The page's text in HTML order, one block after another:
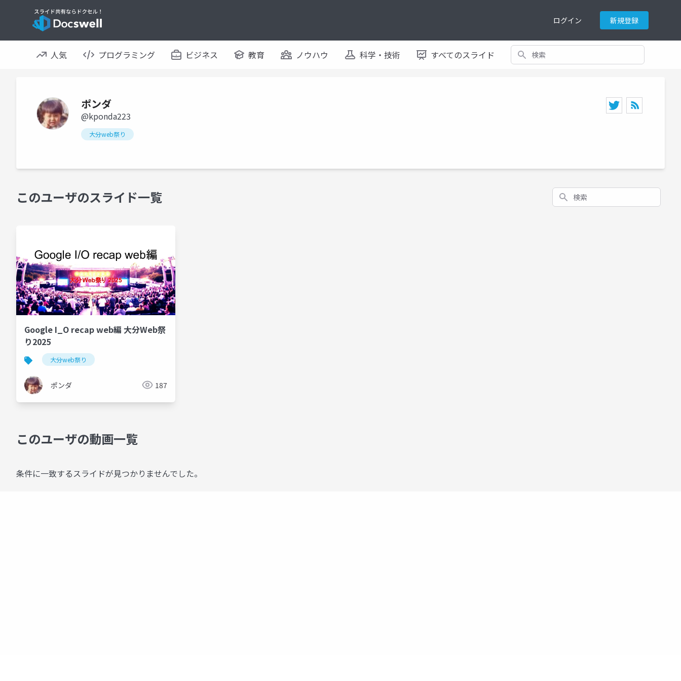
ログイン 新規登録
人気 プログラミング ビジネス 教育 ノウハウ 科学・技術 すべてのスライド 検索
ポンダ
@kponda223
大分web祭り
このユーザのスライド一覧 検索
Google I_O recap web編 大分Web祭
り2025
大分web祭り
ポンダ 187
このユーザの動画一覧
条件に一致するスライドが見つかりませんでした。